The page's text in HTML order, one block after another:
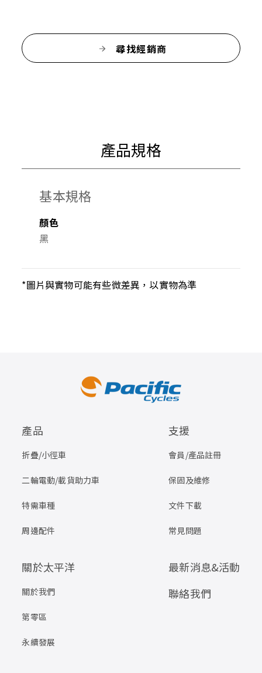
尋找經銷商
產品規格
基本規格
顏色
黑
*圖片與實物可能有些微差異，以實物為準
產品
折疊/小徑車
二輪電動/載貨助力車
特需車種
周邊配件
支援
會員/產品註冊
保固及維修
文件下載
常見問題
關於太平洋
關於我們
第零區
永續發展
最新消息&活動
聯絡我們